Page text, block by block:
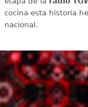
cocina esta historia
nacional.